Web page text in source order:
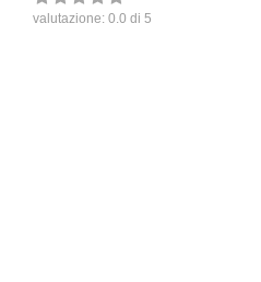
valutazione: 0.0 di 5